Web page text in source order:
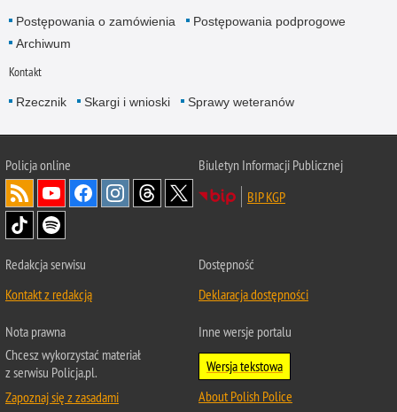
Postępowania o zamówienia
Postępowania podprogowe
Archiwum
Kontakt
Rzecznik Skargi i wnioski Sprawy weteranów
Policjaonline
Biuletyn Informacji Publicznej
BIP KGP
Redakcja serwisu
Kontakt z redakcją
Dostępność
Deklaracja dostępności
Nota prawna
Chcesz wykorzystać materiał
z serwisu Policja.pl.
Zapoznaj się z zasadami
Inne wersje portalu
Wersja tekstowa
About Polish Police